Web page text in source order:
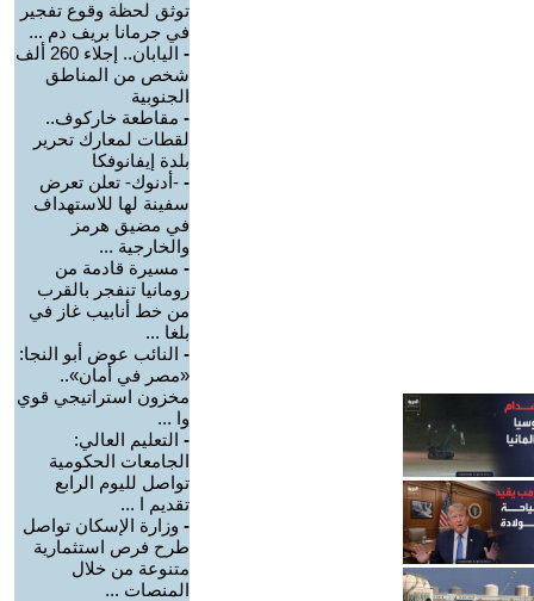
توثق لحظة وقوع تفجير
في جرمانا بريف دم ...
-
اليابان.. إجلاء 260 ألف
شخص من المناطق
الجنوبية
- مقاطعة خاركوف..
لقطات لمعارك تحرير
بلدة إيفانوفكا
- -أدنوك- تعلن تعرض
سفينة لها للاستهداف
في مضيق هرمز
والخارجية ...
- مسيرة قادمة من
رومانيا تنفجر بالقرب
من خط أنابيب غاز في
بلغا ...
- النائب عوض أبو النجا:
«مصر في أمان»..
مخزون استراتيجي قوي
وا ...
- التعليم العالي:
الجامعات الحكومية
تواصل لليوم الرابع
تقديم ا ...
- وزارة الإسكان تواصل
طرح فرص استثمارية
متنوعة من خلال
المنصات ...